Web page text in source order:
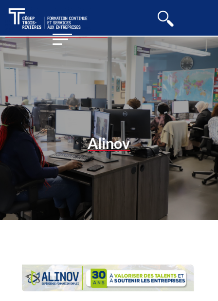
Alinov